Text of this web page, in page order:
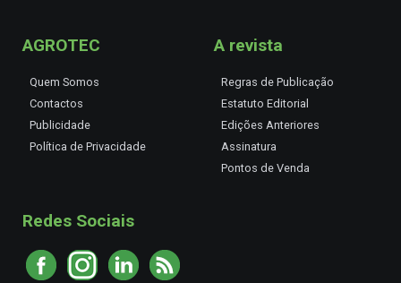
AGROTEC
Quem Somos
Contactos
Publicidade
Política de Privacidade
A revista
Regras de Publicação
Estatuto Editorial
Edições Anteriores
Assinatura
Pontos de Venda
Redes Sociais